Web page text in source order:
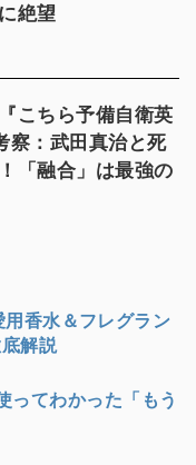
絶望
こちら予備自衛英
察：武田真治と死
「融合」は最強の
香水＆フレグラン
解説
ってわかった「もう